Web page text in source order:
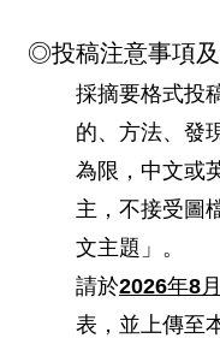
◎投稿注意事項及
採摘要格式投
的、方法、發
為限，中文或
主，不接受圖
文主題」。
請於2026年8月
表，並上傳至